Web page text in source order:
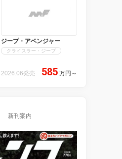
ジープ・アベンジャー
クライスラー・ジープ
2026.06発売 585 万円 ～
新刊案内